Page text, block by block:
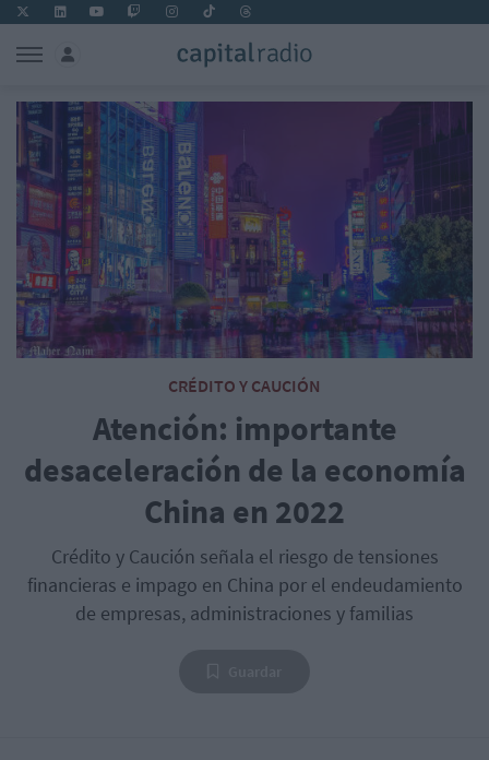
CRÉDITO Y CAUCIÓN
Atención: importante
desaceleración de la economía
China en 2022
Crédito y Caución señala el riesgo de tensiones
financieras e impago en China por el endeudamiento
de empresas, administraciones y familias